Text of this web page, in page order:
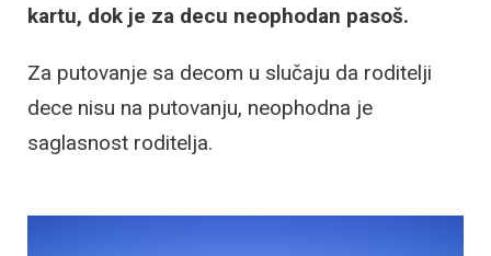
kartu, dok je za decu neophodan pasoš.
Za putovanje sa decom u slučaju da roditelji
dece nisu na putovanju, neophodna je
saglasnost roditelja.